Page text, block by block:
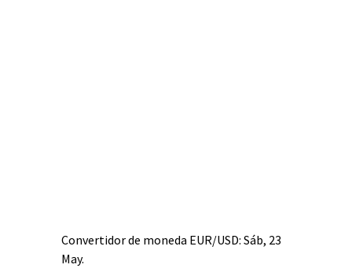
Convertidor de moneda EUR/USD: Sáb, 23
May.